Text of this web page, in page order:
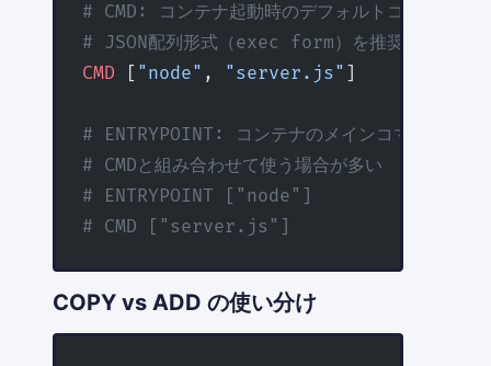
# CMD: コンテナ起動時のデフォルトコマンド（
# JSON配列形式（exec form）を推奨
CMD [ "node" , "server.js" ]
# ENTRYPOINT: コンテナのメインコマンド（上
# CMDと組み合わせて使う場合が多い
# ENTRYPOINT ["node"]
# CMD ["server.js"]
COPY vs ADD の使い分け